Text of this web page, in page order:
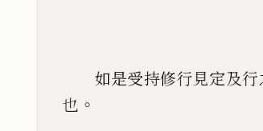
如是受持修行見定及行
也 。